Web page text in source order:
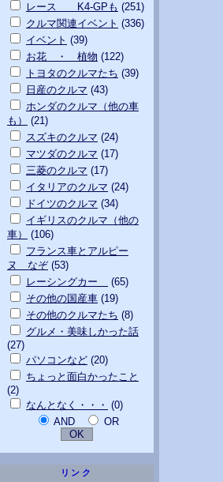
レース K4-GPも (251)
クルマ関連イベント (336)
イベント (39)
お花 ・ 植物 (122)
トヨタのクルマたち (39)
日産のクルマ (43)
ホンダのクルマ（他の車
も）
(21)
スズキのクルマ (24)
マツダのクルマ (17)
三菱のクルマ (17)
イタリアのクルマ (24)
ドイツのクルマ (34)
イギリスのクルマ（他の
車）
(106)
フランス車とアルピー
ヌ なぞ(53)
レーシングカー
(65)
その他の国産車 (19)
その他のクルマたち (8)
グルメ・美味しかった話
(27)
パソコンなど (20)
ちょっと面白かったこと
(2)
なんとなく・・・ (0)
AND
OR
リンク